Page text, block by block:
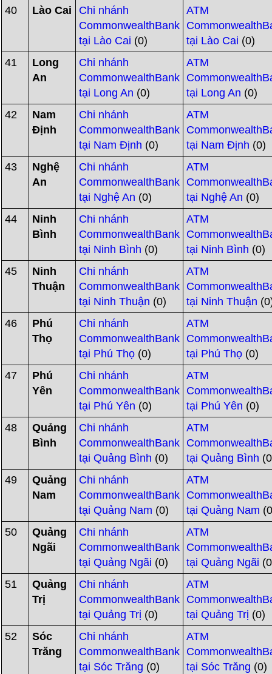
40
Lào Cai
Chi nhánh
CommonwealthBank
tại Lào Cai (0)
ATM
tại Lào Cai (0)
41
Long
An
Chi nhánh
CommonwealthBank
tại Long An (0)
ATM
tại Long An (0)
42
Nam
Định
Chi nhánh
CommonwealthBank
tại Nam Định (0)
ATM
tại Nam Định (0)
43
Nghệ
An
Chi nhánh
CommonwealthBank
tại Nghệ An (0)
ATM
tại Nghệ An (0)
44
Ninh
Bình
Chi nhánh
CommonwealthBank
tại Ninh Bình (0)
ATM
tại Ninh Bình (0)
45
Ninh
Thuận
Chi nhánh
CommonwealthBank
tại Ninh Thuận (0)
ATM
tại Ninh Thuận
46
Phú
Thọ
Chi nhánh
CommonwealthBank
tại Phú Thọ (0)
ATM
tại Phú Thọ (0)
47
Phú
Yên
Chi nhánh
CommonwealthBank
tại Phú Yên (0)
ATM
tại Phú Yên (0)
48
Quảng
Bình
Chi nhánh
CommonwealthBank
tại Quảng Bình (0)
ATM
tại Quảng Bình
49
Quảng
Nam
Chi nhánh
CommonwealthBank
tại Quảng Nam (0)
ATM
tại Quảng Nam
50
Quảng
Ngãi
Chi nhánh
CommonwealthBank
tại Quảng Ngãi (0)
ATM
tại Quảng Ngãi
51
Quảng
Trị
Chi nhánh
CommonwealthBank
tại Quảng Trị (0)
ATM
tại Quảng Trị (0)
52
Sóc
Trăng
Chi nhánh
CommonwealthBank
tại Sóc Trăng (0)
ATM
tại Sóc Trăng (0)